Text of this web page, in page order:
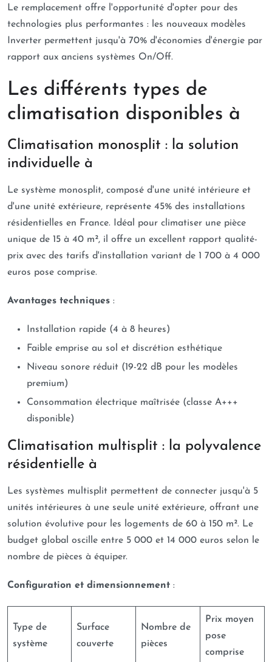
Le remplacement offre l'opportunité d'opter pour des
technologies plus performantes : les nouveaux modèles
Inverter permettent jusqu'à 70% d'économies d'énergie par
rapport aux anciens systèmes On/Off.
Les différents types de
climatisation disponibles à
Climatisation monosplit : la solution
individuelle à
Le système monosplit, composé d'une unité intérieure et
d'une unité extérieure, représente 45% des installations
résidentielles en France. Idéal pour climatiser une pièce
unique de 15 à 40 m², il offre un excellent rapport qualité-
prix avec des tarifs d'installation variant de 1 700 à 4 000
euros pose comprise.
Avantages techniques :
Installation rapide (4 à 8 heures)
Faible emprise au sol et discrétion esthétique
Niveau sonore réduit (19-22 dB pour les modèles
premium)
Consommation électrique maîtrisée (classe A+++
disponible)
Climatisation multisplit : la polyvalence
résidentielle à
Les systèmes multisplit permettent de connecter jusqu'à 5
unités intérieures à une seule unité extérieure, offrant une
solution évolutive pour les logements de 60 à 150 m². Le
budget global oscille entre 5 000 et 14 000 euros selon le
nombre de pièces à équiper.
Configuration et dimensionnement :
Type de
système
Surface
couverte
Nombre de
pièces
Prix moyen
pose
comprise